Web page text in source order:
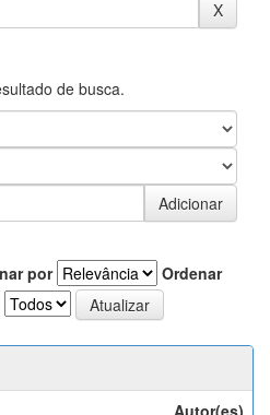
de busca.
por
Ordenar
Autor(es)